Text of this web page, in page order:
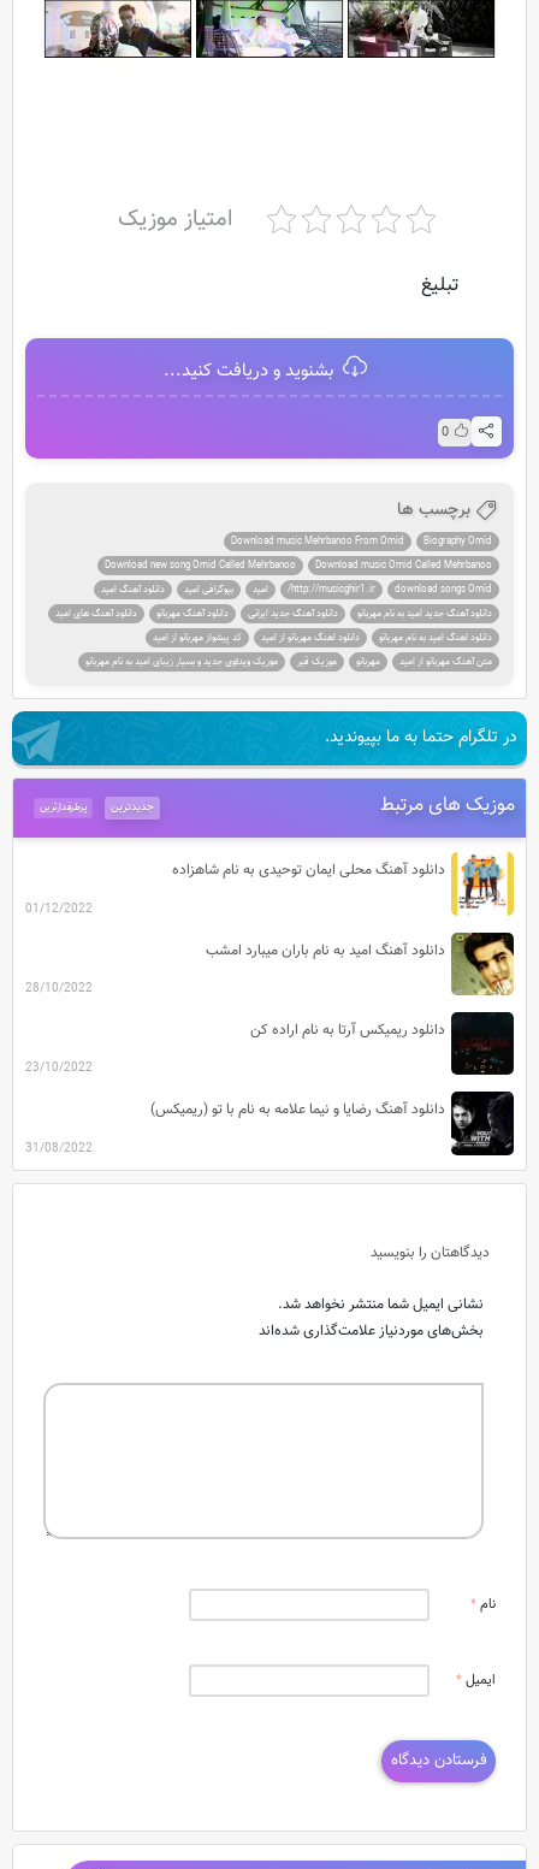
امتیاز موزیک
تبلیغ
بشنوید و دریافت کنید...
0
برچسب ها
Biography Omid
Download music Mehrbanoo From Omid
Download music Omid Called Mehrbanoo
Download new song Omid Called Mehrbanoo
download songs Omid
http://musicghir1.ir/ امید بیوگرافی امید
دانلود آهنگ امید
دانلود آهنگ جدید امید به نام مهربانو
دانلود آهنگ جدید ایرانی دانلود آهنگ مهربانو
دانلود آهنگ های امید
دانلود اهنگ امید به نام مهربانو
دانلود اهنگ مهربانو از امید
کد پیشواز مهربانو از امید
متن آهنگ مهربانو از امید
مهربانو موزیک قیر موزیک ویدئوی جدید و بسیار زیبای امید به نام مهربانو
در تلگرام حتما به ما بپیوندید.
موزیک های مرتبط پرطرفدارترین جدیدترین
دانلود آهنگ محلی ایمان توحیدی به نام شاهزاده
01/12/2022
دانلود آهنگ امید به نام باران میبارد امشب
28/10/2022
دانلود ریمیکس آرتا به نام اراده کن
23/10/2022
دانلود آهنگ رضایا و نیما علامه به نام با تو (ریمیکس)
31/08/2022
دیدگاهتان را بنویسید
نشانی ایمیل شما منتشر نخواهد شد.
بخش‌های موردنیاز علامت‌گذاری شده‌اند
نام*
ایمیل*